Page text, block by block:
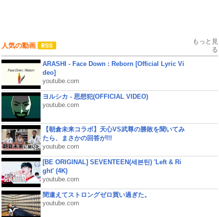
人気の動画
もっと見
る
ARASHI - Face Down : Reborn [Official Lyric Vi
deo]
youtube.com
ヨルシカ - 思想犯(OFFICIAL VIDEO)
youtube.com
【朝倉未来コラボ】天心VS武尊の勝敗を聞いてみ
たら、まさかの回答が!!!
youtube.com
[BE ORIGINAL] SEVENTEEN(세븐틴) 'Left & Ri
ght' (4K)
youtube.com
間違えてストロングゼロ買い過ぎた。
youtube.com